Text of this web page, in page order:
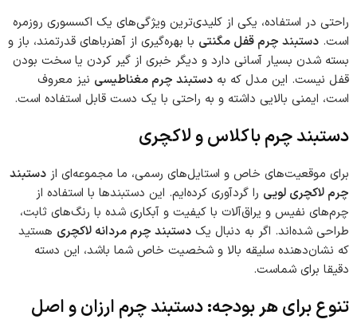
راحتی در استفاده، یکی از کلیدی‌ترین ویژگی‌های یک اکسسوری روزمره
است. دستبند چرم قفل مگنتی با بهره‌گیری از آهنرباهای قدرتمند، باز و
بسته شدن بسیار آسانی دارد و دیگر خبری از گیر کردن یا سخت بودن
قفل نیست. این مدل که به دستبند چرم مغناطیسی نیز معروف
است، ایمنی بالایی داشته و به راحتی با یک دست قابل استفاده است.
دستبند چرم باکلاس و لاکچری
برای موقعیت‌های خاص و استایل‌های رسمی، ما مجموعه‌ای از دستبند
چرم لاکچری لویی را گردآوری کرده‌ایم. این دستبندها با استفاده از
چرم‌های نفیس و یراق‌آلات با کیفیت و آبکاری شده با رنگ‌های ثابت،
طراحی شده‌اند. اگر به دنبال یک دستبند چرم مردانه لاکچری هستید
که نشان‌دهنده سلیقه بالا و شخصیت خاص شما باشد، این دسته
دقیقا برای شماست.
تنوع برای هر بودجه: دستبند چرم ارزان و اصل